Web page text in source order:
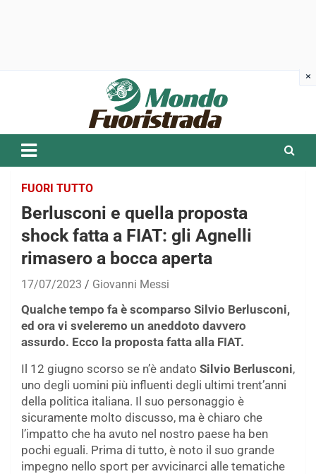
FUORI TUTTO
Berlusconi e quella proposta
shock fatta a FIAT: gli Agnelli
rimasero a bocca aperta
17/07/2023 Giovanni Messi
Qualche tempo fa è scomparso Silvio Berlusconi,
ed ora vi sveleremo un aneddoto davvero
assurdo. Ecco la proposta fatta alla FIAT.
Il 12 giugno scorso se n’è andato Silvio Berlusconi,
uno degli uomini più influenti degli ultimi trent’anni
della politica italiana. Il suo personaggio è
sicuramente molto discusso, ma è chiaro che
l’impatto che ha avuto nel nostro paese ha ben
pochi eguali. Prima di tutto, è noto il suo grande
impegno nello sport per avvicinarci alle tematiche